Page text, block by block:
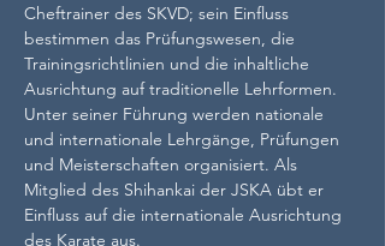
Cheftrainer des SKVD; sein Einfluss
bestimmen das Prüfungswesen, die
Trainingsrichtlinien und die inhaltliche
Ausrichtung auf traditionelle Lehrformen.
Unter seiner Führung werden nationale
und internationale Lehrgänge, Prüfungen
und Meisterschaften organisiert. Als
Mitglied des Shihankai der JSKA übt er
Einfluss auf die internationale Ausrichtung
des Karate aus.